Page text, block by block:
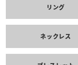
リング
ネックレス